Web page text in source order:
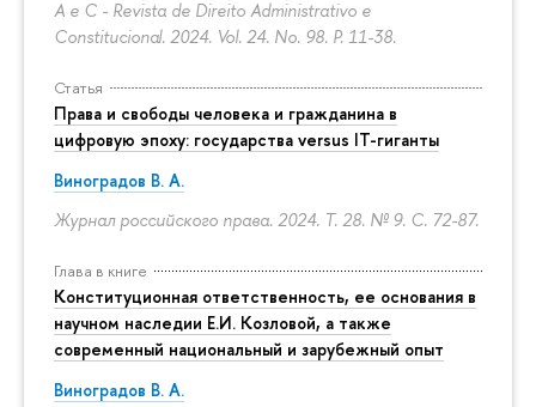
A e C - Revista de Direito Administrativo e
Constitucional. 2024. Vol. 24. No. 98. P. 11-38.
Статья
Права и свободы человека и гражданина в
цифровую эпоху: государства versus IT-гиганты
Виноградов В. А.
Журнал российского права. 2024. Т. 28. № 9. С. 72-87.
Глава в книге
Конституционная ответственность, ее основания в
научном наследии Е.И. Козловой, а также
современный национальный и зарубежный опыт
Виноградов В. А.